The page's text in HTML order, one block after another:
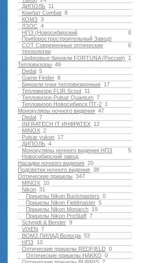
11
ДИПОЛЬ
8
Комбат Combat
3
КОМЗ
4
ЛЗОС
8
НПЗ (Новосибирский
Приборостростроительный Завод)
6
СОТ Современные оптические
технологии
1
Цифровые бинокли FORTUNA (Россия)
49
Тепловизоры
5
Dedal
8
Game Finder
17
Бинокли очки тепловизионные
11
Тепловизор FLIR Scout
7
Тепловизор Pulsar Quantum
1
Тепловизор Новосибирск ПТ-2
47
Монокуляры ночного видения
7
Dedal
12
INFRATECH IT ИНФРАТЕХ
2
MINOX
17
Pulsar yukon
4
ДИПОЛЬ
5
Монокуляры ночного видения НПЗ
Новосибирский завод
20
Насадки ночного видения
38
Подсветки ночного видения
347
Оптические прицелы
10
MINOX
31
Nikon
0
Прицелы Nikon Buckmasters
5
Прицелы Nikon Fieldmaster
19
Прицелы Nikon Monarch
7
Прицелы Nikon ProStaff
9
Schmidt & Bender
7
VIXEN
53
ВОМЗ ПИЛАД Вологда
10
НПЗ
0
Оптические прицелы REDFIELD
0
Оптические прицелы HAKKO